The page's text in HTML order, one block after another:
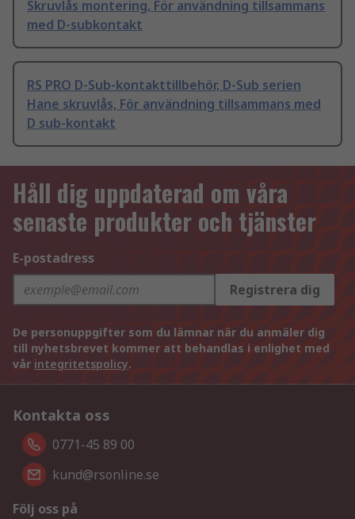
Skruvlås montering, För användning tillsammans
med D-subkontakt
RS PRO D-Sub-kontakttillbehör, D-Sub serien
Hane skruvlås, För användning tillsammans med
D sub-kontakt
Håll dig uppdaterad om våra
senaste produkter och tjänster
E-postadress
Registrera dig
De personuppgifter som du lämnar när du anmäler dig
till nyhetsbrevet kommer att behandlas i enlighet med
vår integritetspolicy.
Kontakta oss
0771-45 89 00
kund@rsonline.se
Följ oss på